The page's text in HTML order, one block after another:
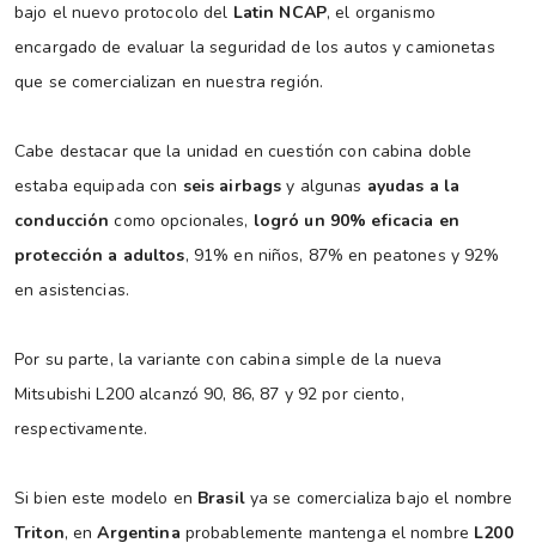
bajo el nuevo protocolo del Latin NCAP, el organismo
encargado de evaluar la seguridad de los autos y camionetas
que se comercializan en nuestra región.
Cabe destacar que la unidad en cuestión con cabina doble
estaba equipada con seis airbags y algunas ayudas a la
conducción como opcionales, logró un 90% eficacia en
protección a adultos, 91% en niños, 87% en peatones y 92%
en asistencias.
Por su parte, la variante con cabina simple de la nueva
Mitsubishi L200 alcanzó 90, 86, 87 y 92 por ciento,
respectivamente.
Si bien este modelo en Brasilya se comercializa bajo el nombre
Triton, enArgentina probablemente mantenga el nombre L200